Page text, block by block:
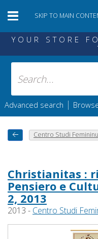
SKIP TO MAIN
YOUR STORE
Advanced search |
Centro Studi
Christianitas :
Pensiero e
2, 2013
2013 - Centro Studi